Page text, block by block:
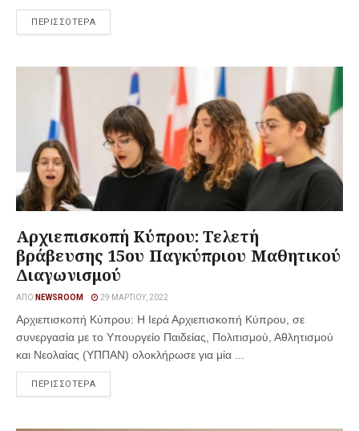
ΠΕΡΙΣΣΟΤΕΡΑ
Αρχιεπισκοπή Κύπρου: Τελετή
βράβευσης 15ου Παγκύπριου Μαθητικού
Διαγωνισμού
ΑΠΌ NEWSROOM 29 ΜΑΡΤΊΟΥ, 2022
Αρχιεπισκοπή Κύπρου: H Ιερά Αρχιεπισκοπή Κύπρου, σε
συνεργασία με το Υπουργείο Παιδείας, Πολιτισμού, Αθλητισμού
και Νεολαίας (ΥΠΠΑΝ) ολοκλήρωσε για μία ...
ΠΕΡΙΣΣΟΤΕΡΑ